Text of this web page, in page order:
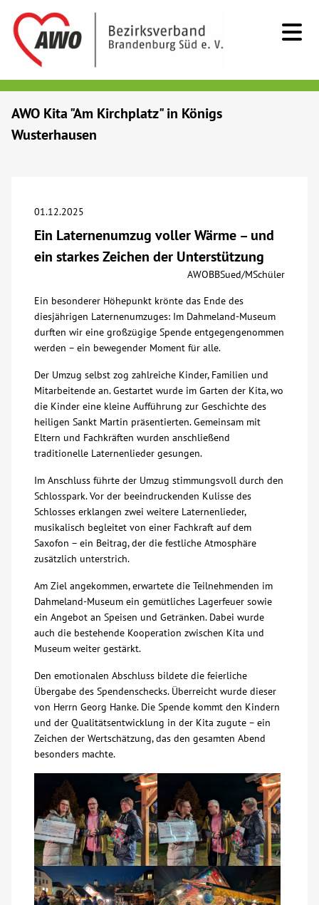
Senioren
Begegnung
Bildung
Über uns
Veranstaltungen
Spenden
Karriere
Ausbildung
Glossar
Suche
Kontakt
AWO BB Süd
AWO Kita "Am Kirchplatz" in Königs
Wusterhausen
01.12.2025
Ein Laternenumzug voller Wärme – und
ein starkes Zeichen der Unterstützung
AWOBBSued/MSchüler
Ein besonderer Höhepunkt krönte das Ende des
diesjährigen Laternenumzuges: Im Dahmeland-Museum
durften wir eine großzügige Spende entgegengenommen
werden – ein bewegender Moment für alle.
Der Umzug selbst zog zahlreiche Kinder, Familien und
Mitarbeitende an. Gestartet wurde im Garten der Kita, wo
die Kinder eine kleine Aufführung zur Geschichte des
heiligen Sankt Martin präsentierten. Gemeinsam mit
Eltern und Fachkräften wurden anschließend
traditionelle Laternenlieder gesungen.
Im Anschluss führte der Umzug stimmungsvoll durch den
Schlosspark. Vor der beeindruckenden Kulisse des
Schlosses erklangen zwei weitere Laternenlieder,
musikalisch begleitet von einer Fachkraft auf dem
Saxofon – ein Beitrag, der die festliche Atmosphäre
zusätzlich unterstrich.
Am Ziel angekommen, erwartete die Teilnehmenden im
Dahmeland-Museum ein gemütliches Lagerfeuer sowie
ein Angebot an Speisen und Getränken. Dabei wurde
auch die bestehende Kooperation zwischen Kita und
Museum weiter gestärkt.
Den emotionalen Abschluss bildete die feierliche
Übergabe des Spendenschecks. Überreicht wurde dieser
von Herrn Georg Hanke. Die Spende kommt den Kindern
und der Qualitätsentwicklung in der Kita zugute – ein
Zeichen der Wertschätzung, das den gesamten Abend
besonders machte.